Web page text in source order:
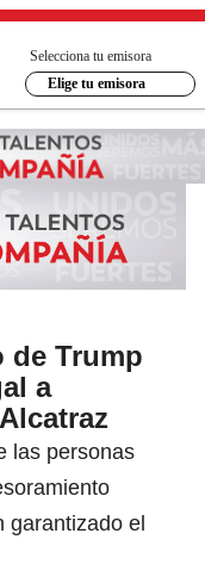
Selecciona tu emisora
Elige tu emisora
de Trump
a
las personas
garantizado el